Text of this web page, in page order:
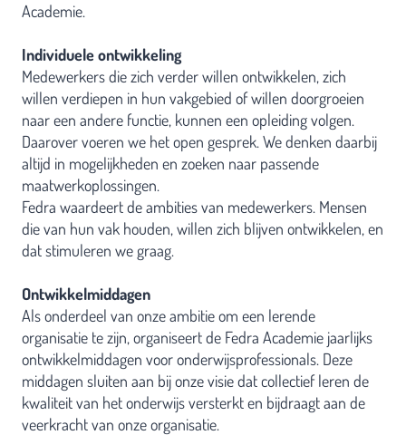
Academie.
Individuele ontwikkeling
Medewerkers die zich verder willen ontwikkelen, zich
willen verdiepen in hun vakgebied of willen doorgroeien
naar een andere functie, kunnen een opleiding volgen.
Daarover voeren we het open gesprek. We denken daarbij
altijd in mogelijkheden en zoeken naar passende
maatwerkoplossingen.
Fedra waardeert de ambities van medewerkers. Mensen
die van hun vak houden, willen zich blijven ontwikkelen, en
dat stimuleren we graag.
Ontwikkelmiddagen
Als onderdeel van onze ambitie om een lerende
organisatie te zijn, organiseert de Fedra Academie jaarlijks
ontwikkelmiddagen voor onderwijsprofessionals. Deze
middagen sluiten aan bij onze visie dat collectief leren de
kwaliteit van het onderwijs versterkt en bijdraagt aan de
veerkracht van onze organisatie.